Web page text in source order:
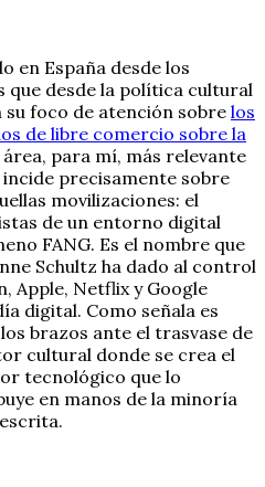
en España desde los
que desde la política cultural
su foco de atención sobre los
de libre comercio sobre la
área, para mí, más relevante
precisamente sobre
movilizaciones: el
de un entorno digital
FANG. Es el nombre que
Schultz ha dado al control
Apple, Netflix y Google
digital. Como señala es
brazos ante el trasvase de
cultural donde se crea el
tecnológico que lo
en manos de la minoría